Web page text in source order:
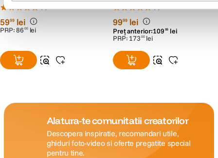
(7)
5999 lei
PRP:86 00 lei
(7)
9999 lei
Preț anterior:109 99 lei
PRP: 173 00 lei
Alatura-te comunitatii creatorilor
Descopera inspiratie, recomandari utile,
ghiduri foto-video si oferte pregatite special
pentru tine.